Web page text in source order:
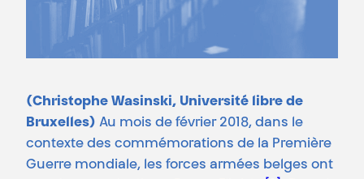
(Christophe Wasinski, Université libre de
Bruxelles) Au mois de février 2018, dans le
contexte des commémorations de la Première
Guerre mondiale, les forces armées belges ont